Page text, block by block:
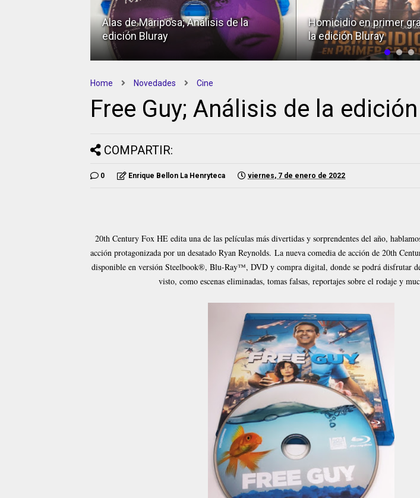
Alas de Mariposa; Análisis de la
edición Bluray
Homicidio en primer
la edición Bluray
Home Novedades Cine
Free Guy; Análisis de la
COMPARTIR:
0 Enrique Bellon La Henryteca viernes, 7 de enero de 2022
20th Century Fox HE edita una de las películas más divertidas y sorprendentes del año,
acción protagonizada por un desatado Ryan Reynolds. La nueva comedia de acción de 20th
disponible en versión Steelbook®, Blu-Ray™, DVD y compra digital, donde se podrá disfrutar
visto, como escenas eliminadas, tomas falsas, reportajes sobre el rodaje y